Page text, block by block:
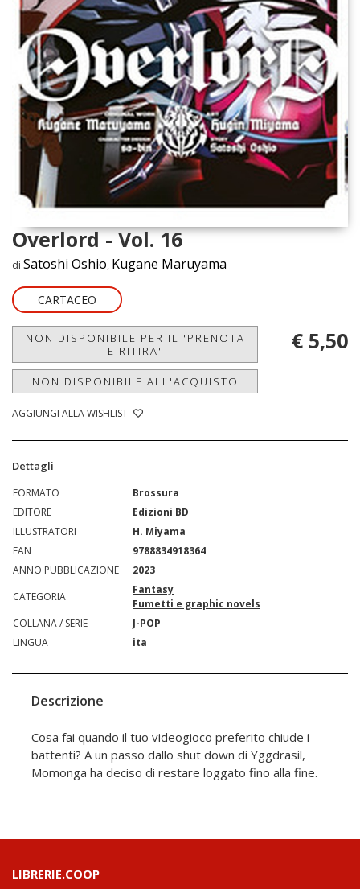
Overlord - Vol. 16
di Satoshi Oshio, Kugane Maruyama
CARTACEO
NON DISPONIBILE PER IL 'PRENOTA
E RITIRA'
NON DISPONIBILE ALL'ACQUISTO
AGGIUNGI ALLA WISHLIST
€ 5,50
Dettagli
FORMATO
Brossura
EDITORE
Edizioni BD
ILLUSTRATORI
H. Miyama
EAN
9788834918364
ANNO PUBBLICAZIONE
2023
CATEGORIA
Fantasy
Fumetti e graphic novels
COLLANA / SERIE
J-POP
LINGUA
ita
Descrizione
Cosa fai quando il tuo videogioco preferito chiude i
battenti? A un passo dallo shut down di Yggdrasil,
Momonga ha deciso di restare loggato fino alla fine.
LIBRERIE.COOP